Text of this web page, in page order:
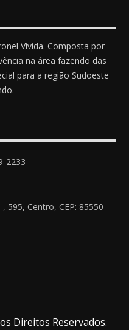
Vivida. Composta por
na área fazendo das
para a região Sudoeste
2233
595, Centro, CEP: 85550-
Direitos Reservados.